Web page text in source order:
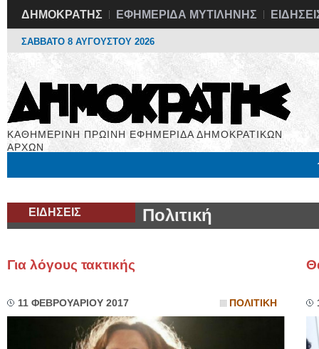
ΔΗΜΟΚΡΑΤΗΣ ΕΦΗΜΕΡΙΔΑ ΜΥΤΙΛΗΝΗΣ
ΣΑΒΒΑΤΟ 8 ΑΥΓΟΥΣΤΟΥ 2026
ΚΑΘΗΜΕΡΙΝΗ ΠΡΩΙΝΗ ΕΦΗΜΕΡΙΔΑ ΔΗΜΟΚΡΑΤΙΚΩΝ
ΑΡΧΩΝ
ΕΙΔΗΣΕΙΣ Πολιτική
Για λόγους τακτικής
11 ΦΕΒΡΟΥΑΡΙΟΥ 2017 ΠΟΛΙΤΙΚΗ